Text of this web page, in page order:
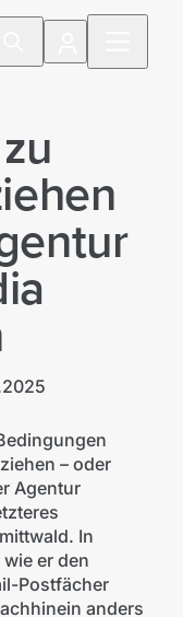
– oder
Agentur
In
er den
Postfächer
anders